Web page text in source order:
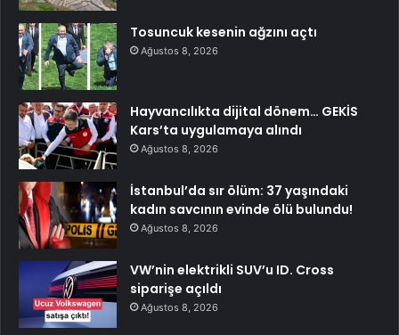
Tosuncuk kesenin ağzını açtı
Ağustos 8, 2026
Hayvancılıkta dijital dönem… GEKİS
Kars’ta uygulamaya alındı
Ağustos 8, 2026
İstanbul’da sır ölüm: 37 yaşındaki
kadın savcının evinde ölü bulundu!
Ağustos 8, 2026
VW’nin elektrikli SUV’u ID. Cross
siparişe açıldı
Ağustos 8, 2026